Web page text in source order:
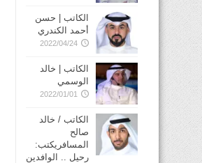
الكاتب | حسن
أحمد الكندري
2022/04/24
الكاتب | خالد
الوسمي
2022/01/01
الكاتب / خالد
صالح
المسافريكتب:
رحيل .. الوافدين